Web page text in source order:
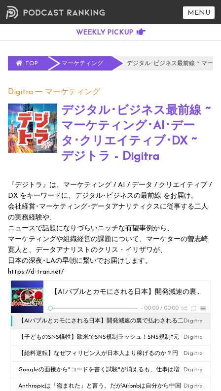
MENU
TOP マーケティング デジタル･ビジネス最前線 ~ マー
Digitra マーケティング
デジタル･ビジネス最前線 ~
マーケティング･AI･デー
タ･クリエイティブ･DX ~
デジトラ - Digitra
『デジトラ』は、マーケティング / AI / データ / クリエイティブ /
DX をキーワードに、デジタル･ビジネスの最前線 をお届け。
会社経営･マーケティング･データアナリティクスに従事する二人
の実務経験や、
ニュースで話題になりづらいニッチな有望事例から、
マーケティングや組織経営の課題について、マーケターの曽志崎
寛人と、データアナリストのクリス・イリザワが、
日本の深夜･LAの早朝に繋いでお届けします。
https://d-tran.net/
【AIバブルとカモにされる日本】開発減速の裏で払わされる二重のツケ #336
- 00:00 / 00:00
【AIバブルとカモにされる日本】開発減速の裏で払わされる二
重のツケ #336
Digitra
【子どものSNS犠牲】欧米でSNS規制ラッシュ！SNS規制"元
祖"の日本は18年放置 #335
Digitra
【給料逆転】なぜフィリピン人が日本人より稼げるのか？円
安と経済成長の恐るべき真実 #334
Digitra
Googleの面接から"コードを書く試験"が消えるも、仕事は増
加｜新人を除いて #333
Digitra
Anthropicは「盗まれた」と言う。だがAirbnbは自分から中国 Digitra